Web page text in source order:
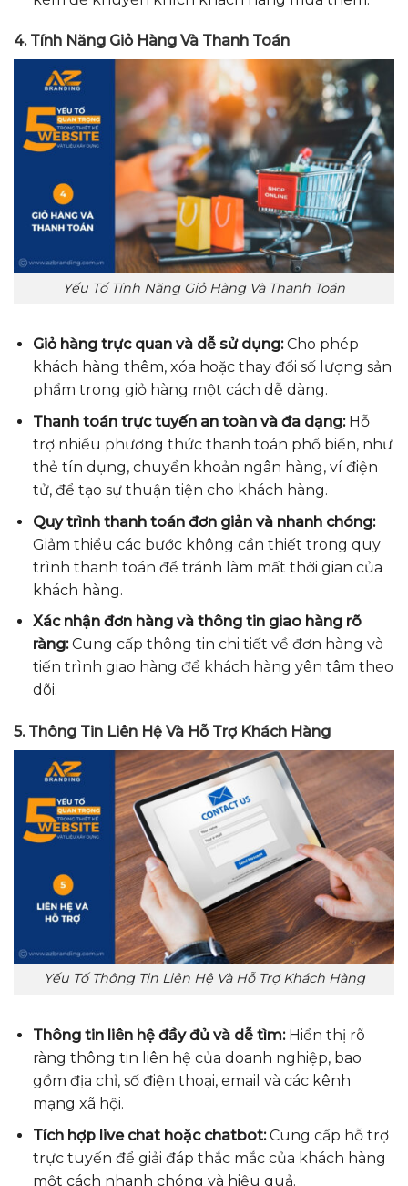
4. Tính Năng Giỏ Hàng Và Thanh Toán
Yếu Tố Tính Năng Giỏ Hàng Và Thanh Toán
Giỏ hàng trực quan và dễ sử dụng:Cho phép
khách hàng thêm, xóa hoặc thay đổi số lượng sản
phẩm trong giỏ hàng một cách dễ dàng.
Thanh toán trực tuyến an toàn và đa dạng:Hỗ
trợ nhiều phương thức thanh toán phổ biến, như
thẻ tín dụng, chuyển khoản ngân hàng, ví điện
tử, để tạo sự thuận tiện cho khách hàng.
Quy trình thanh toán đơn giản và nhanh chóng:
Giảm thiểu các bước không cần thiết trong quy
trình thanh toán để tránh làm mất thời gian của
khách hàng.
Xác nhận đơn hàng và thông tin giao hàng rõ
ràng:Cung cấp thông tin chi tiết về đơn hàng và
tiến trình giao hàng để khách hàng yên tâm theo
dõi.
5. Thông Tin Liên Hệ Và Hỗ Trợ Khách Hàng
Yếu Tố Thông Tin Liên Hệ Và Hỗ Trợ Khách Hàng
Thông tin liên hệ đầy đủ và dễ tìm:Hiển thị rõ
ràng thông tin liên hệ của doanh nghiệp, bao
gồm địa chỉ, số điện thoại, email và các kênh
mạng xã hội.
Tích hợp live chat hoặc chatbot:Cung cấp hỗ trợ
trực tuyến để giải đáp thắc mắc của khách hàng
một cách nhanh chóng và hiệu quả.